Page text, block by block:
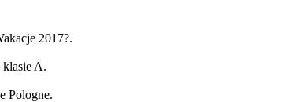
2017?.
klasie A.
Pologne.